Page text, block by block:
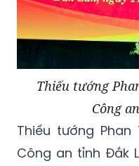
Thiếu tướng
Công
Thiếu tướng
Công an tỉnh Đắk